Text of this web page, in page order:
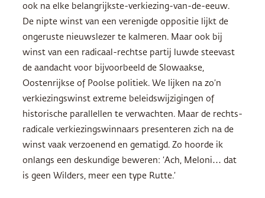
ook na elke belangrijkste-verkiezing-van-de-eeuw.
De nipte winst van een verenigde oppositie lijkt de
ongeruste nieuwslezer te kalmeren. Maar ook bij
winst van een radicaal-rechtse partij luwde steevast
de aandacht voor bijvoorbeeld de Slowaakse,
Oostenrijkse of Poolse politiek. We lijken na zo’n
verkiezingswinst extreme beleidswijzigingen of
historische parallellen te verwachten. Maar de rechts-
radicale verkiezingswinnaars presenteren zich na de
winst vaak verzoenend en gematigd. Zo hoorde ik
onlangs een deskundige beweren: ‘Ach, Meloni… dat
is geen Wilders, meer een type Rutte.’